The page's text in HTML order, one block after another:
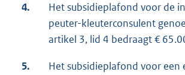
4.
Het subsidieplafond voor de
peuter-kleuterconsulent
artikel 3, lid 4 bedraagt €
5.
Het subsidieplafond voor een